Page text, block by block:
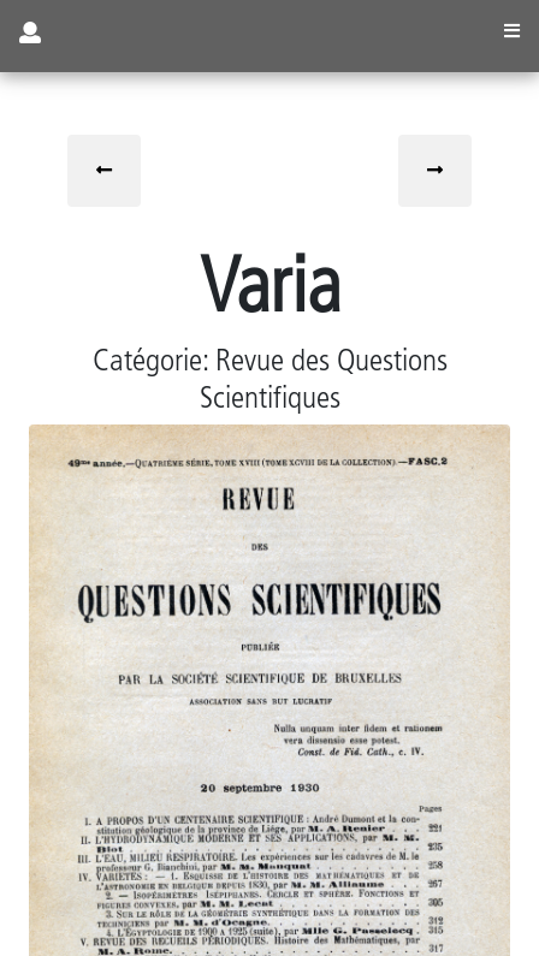
connecter
S'inscrire
Varia
Catégorie: Revue des Questions
Scientifiques